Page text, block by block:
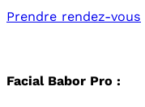
Prendre rendez-vous
Facial Babor Pro :